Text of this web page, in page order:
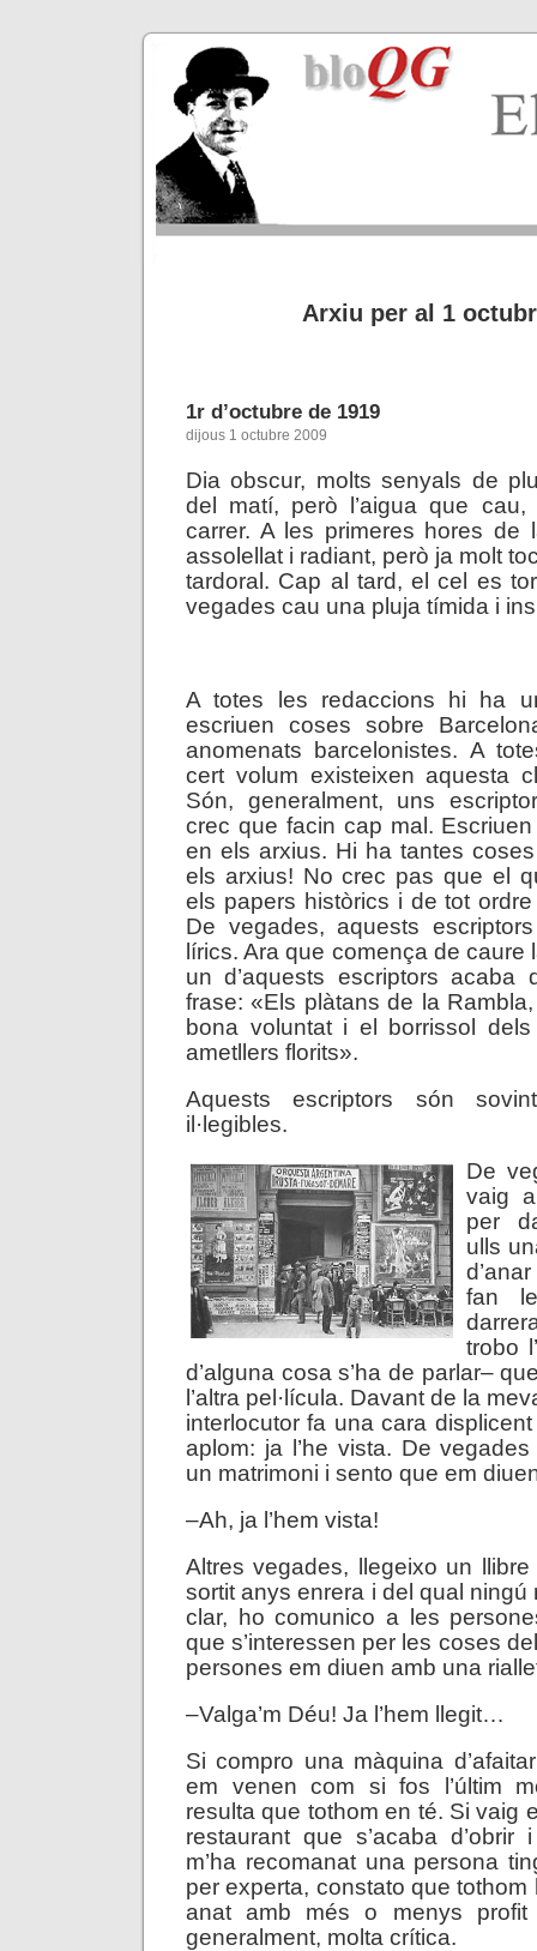
Arxiu per al 1
1r d’octubre de 1919
dijous 1 octubre 2009
Dia obscur, molts senyals de
del matí, però l’aigua que
carrer. A les primeres hores de
assolellat i radiant, però ja molt
tardoral. Cap al tard, el cel es
vegades cau una pluja tímida i
A totes les redaccions hi ha
escriuen coses sobre
anomenats barcelonistes. A
cert volum existeixen aquesta
Són, generalment, uns
crec que facin cap mal.
en els arxius. Hi ha tantes
els arxius! No crec pas que el
els papers històrics i de tot
De vegades, aquests
lírics. Ara que comença de caure
un d’aquests escriptors acaba
frase: «Els plàtans de la
bona voluntat i el borrissol
ametllers florits».
Aquests escriptors són
il·legibles.
De
vaig
per
ulls
fan
trobo
d’alguna cosa s’ha de parlar–
l’altra pel·lícula. Davant de la
interlocutor fa una cara
aplom: ja l’he vista. De
un matrimoni i sento que em
–Ah, ja l’hem vista!
Altres vegades, llegeixo un
sortit anys enrera i del qual ningú
clar, ho comunico a les
que s’interessen per les coses
persones em diuen amb una
–Valga’m Déu! Ja l’hem llegit…
Si compro una màquina
em venen com si fos l’últim
resulta que tothom en té. Si vaig
restaurant que s’acaba d’obrir
m’ha recomanat una persona
per experta, constato que tothom
anat amb més o menys profit
generalment, molta crítica.